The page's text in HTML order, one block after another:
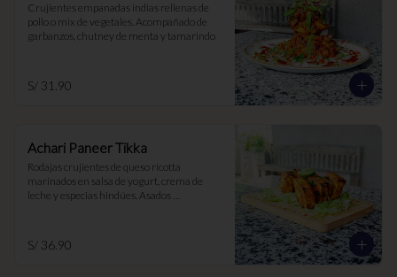
Crujientes empanadas indias rellenas de
pollo o mix de vegetales. Acompañado de
garbanzos, chutney de menta y tamarindo
S/ 31.90
Achari Paneer Tikka
Rodajas crujientes de queso ricotta
marinados en salsa de yogurt, crema de
leche y especias hindúes. Asados
S/ 36.90